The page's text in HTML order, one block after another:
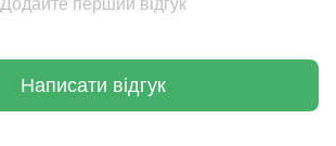
Додайте перший відгук
Написати відгук